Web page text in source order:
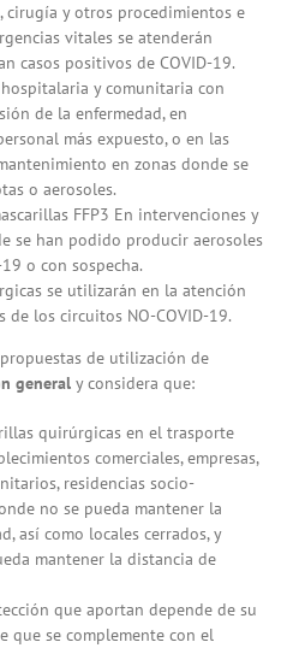
cirugía y otros procedimientos e
vitales se atenderán
casos positivos de COVID-19.
y comunitaria con
de la enfermedad, en
más expuesto, o en las
en zonas donde se
o aerosoles.
FFP3 En intervenciones y
se han podido producir aerosoles
o con sospecha.
se utilizarán en la atención
de los circuitos NO-COVID-19.
de utilización de
general y considera que:
quirúrgicas en el trasporte
comerciales, empresas,
residencias socio-
no se pueda mantener la
así como locales cerrados, y
mantener la distancia de
que aportan depende de su
que se complemente con el